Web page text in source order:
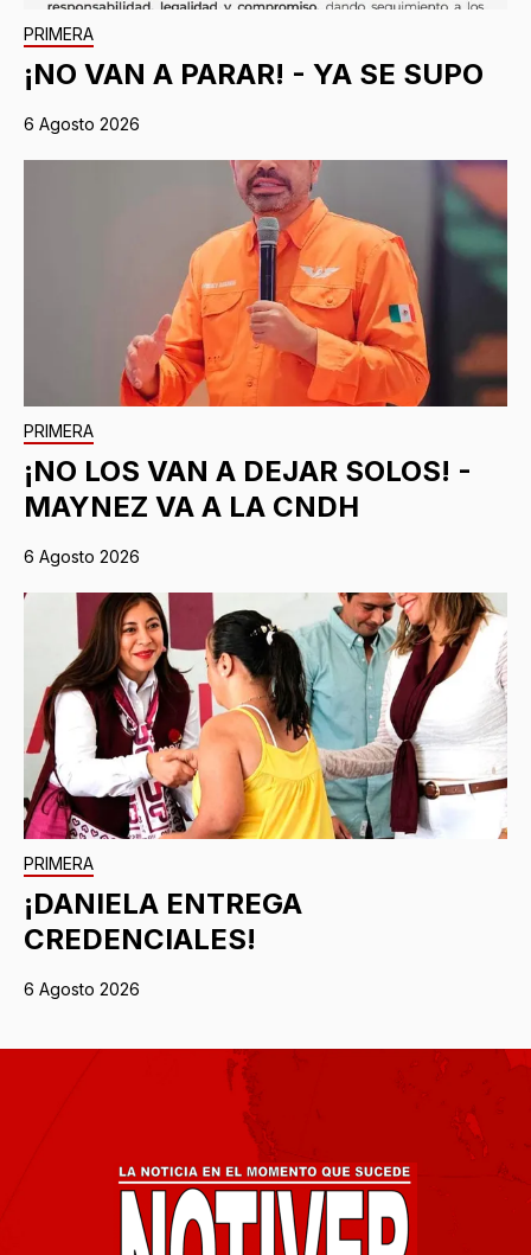
PRIMERA
¡NO VAN A PARAR! - YA SE SUPO
6 Agosto 2026
PRIMERA
¡NO LOS VAN A DEJAR SOLOS! -
MAYNEZ VA A LA CNDH
6 Agosto 2026
PRIMERA
¡DANIELA ENTREGA
CREDENCIALES!
6 Agosto 2026